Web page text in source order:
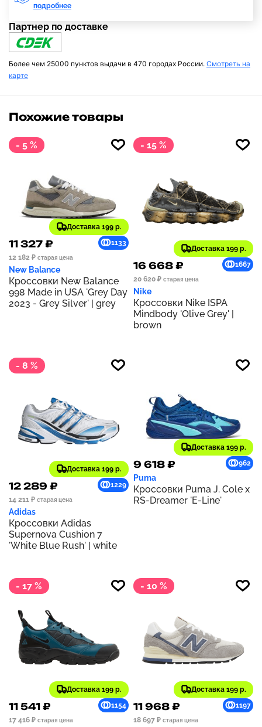
подробнее
Партнер по доставке
Более чем 25000 пунктов выдачи в 470 городах России. Смотреть на
карте
Похожие товары
- 5 %
Доставка 199 р.
11 327 ₽
1133
12 182 ₽ старая цена
New Balance
Кроссовки New Balance
998 Made in USA 'Grey Day
2023 - Grey Silver' | grey
- 15 %
Доставка 199 р.
16 668 ₽
1667
20 620 ₽ старая цена
Nike
Кроссовки Nike ISPA
Mindbody 'Olive Grey' |
brown
- 8 %
Доставка 199 р.
12 289 ₽
1229
14 211 ₽ старая цена
Adidas
Кроссовки Adidas
Supernova Cushion 7
'White Blue Rush' | white
Доставка 199 р.
9 618 ₽ 962
Puma
Кроссовки Puma J. Cole x
RS-Dreamer 'E-Line'
- 17 %
Доставка 199 р.
11 541 ₽
1154
17 416 ₽ старая цена
- 10 %
Доставка 199 р.
11 968 ₽
1197
18 697 ₽ старая цена